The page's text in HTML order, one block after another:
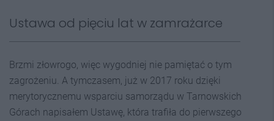
Ustawa od pięciu lat w zamrażarce
Brzmi złowrogo, więc wygodniej nie pamiętać o tym
zagrożeniu. A tymczasem, już w 2017 roku dzięki
merytorycznemu wsparciu samorządu w Tarnowskich
Górach napisałem Ustawę, która trafiła do pierwszego